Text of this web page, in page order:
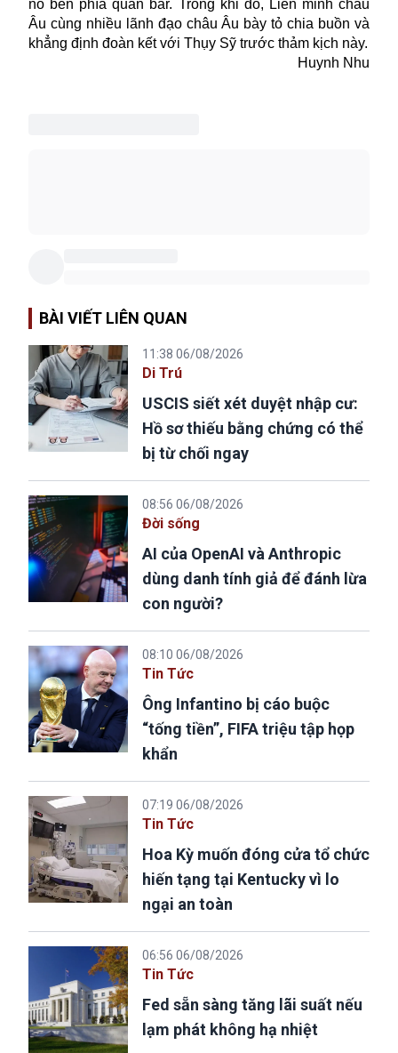
nổ bên phía quán bar. Trong khi đó, Liên minh châu
Âu cùng nhiều lãnh đạo châu Âu bày tỏ chia buồn và
khẳng định đoàn kết với Thụy Sỹ trước thảm kịch này.
Huynh Nhu
BÀI VIẾT LIÊN QUAN
11:38 06/08/2026
Di Trú
USCIS siết xét duyệt nhập cư:
Hồ sơ thiếu bằng chứng có thể
bị từ chối ngay
08:56 06/08/2026
Đời sống
AI của OpenAI và Anthropic
dùng danh tính giả để đánh lừa
con người?
08:10 06/08/2026
Tin Tức
Ông Infantino bị cáo buộc
“tống tiền”, FIFA triệu tập họp
khẩn
07:19 06/08/2026
Tin Tức
Hoa Kỳ muốn đóng cửa tổ chức
hiến tạng tại Kentucky vì lo
ngại an toàn
06:56 06/08/2026
Tin Tức
Fed sẵn sàng tăng lãi suất nếu
lạm phát không hạ nhiệt